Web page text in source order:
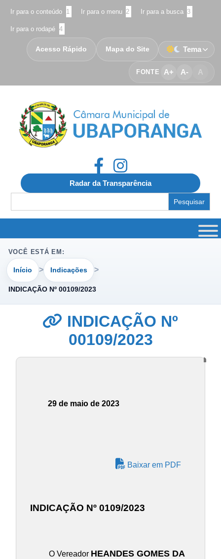
Ir para o conteúdo 1 Ir para o menu 2 Ir para a busca 3
Ir para o rodapé 4
FONTE A+ A- A
Acesso Rápido Mapa do Site Tema
Radar da Transparência
for:
VOCÊ ESTÁ EM:
Início Indicações
INDICAÇÃO Nº 00109/2023
INDICAÇÃO Nº
00109/2023
29 de maio de 2023
Baixar em PDF
INDICAÇÃO Nº 0109/2023
O Vereador HEANDES GOMES DA